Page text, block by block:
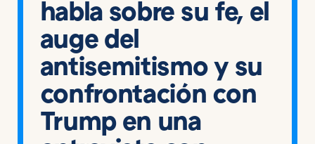
habla sobre su fe, el
auge del
antisemitismo y su
confrontación con
Trump en una